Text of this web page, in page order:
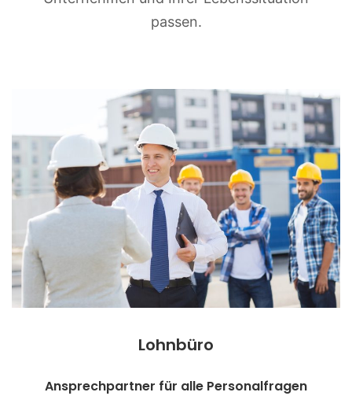
passen.
Lohnbüro
Ansprechpartner für alle Personalfragen